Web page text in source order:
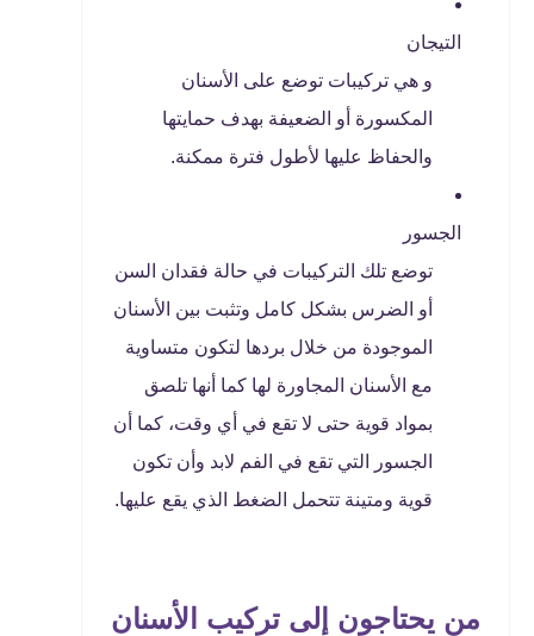
التيجان
و هي تركيبات توضع على الأسنان
المكسورة أو الضعيفة بهدف حمايتها
والحفاظ عليها لأطول فترة ممكنة.
الجسور
توضع تلك التركيبات في حالة فقدان السن
أو الضرس بشكل كامل وتثبت بين الأسنان
الموجودة من خلال بردها لتكون متساوية
مع الأسنان المجاورة لها كما أنها تلصق
بمواد قوية حتى لا تقع في أي وقت، كما أن
الجسور التي تقع في الفم لابد وأن تكون
قوية ومتينة تتحمل الضغط الذي يقع عليها.
من يحتاجون إلى تركيب الأسنان